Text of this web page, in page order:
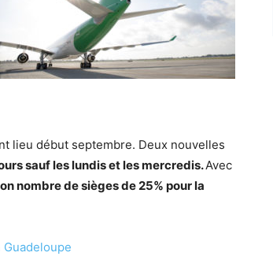
lieu début septembre. Deux nouvelles
sauf les lundis et les mercredis.Avec
nombre de sièges de 25% pour la